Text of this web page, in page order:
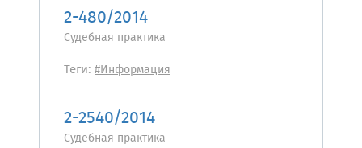
2-480/2014
Судебная практика
Теги: #Информация
2-2540/2014
Судебная практика